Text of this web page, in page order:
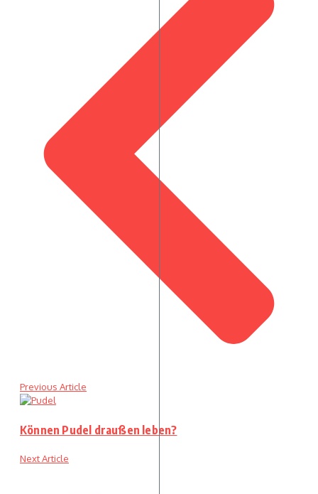
Previous Article
Können Pudel draußen leben?
Next Article